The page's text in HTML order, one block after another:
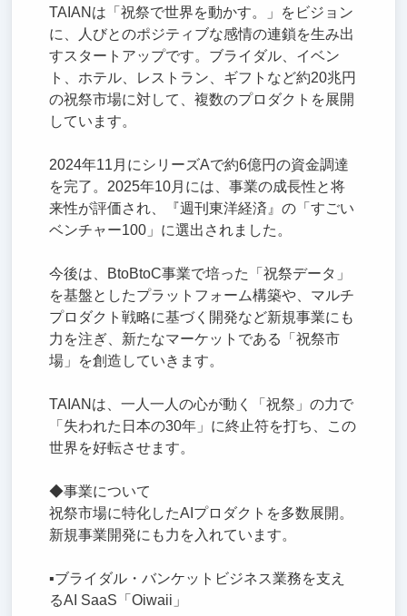
TAIANは「祝祭で世界を動かす。」をビジョン
に、人びとのポジティブな感情の連鎖を生み出
すスタートアップです。ブライダル、イベン
ト、ホテル、レストラン、ギフトなど約20兆円
の祝祭市場に対して、複数のプロダクトを展開
しています。
2024年11月にシリーズAで約6億円の資金調達
を完了。2025年10月には、事業の成長性と将
来性が評価され、『週刊東洋経済』の「すごい
ベンチャー100」に選出されました。
今後は、BtoBtoC事業で培った「祝祭データ」
を基盤としたプラットフォーム構築や、マルチ
プロダクト戦略に基づく開発など新規事業にも
力を注ぎ、新たなマーケットである「祝祭市
場」を創造していきます。
TAIANは、一人一人の心が動く「祝祭」の力で
「失われた日本の30年」に終止符を打ち、この
世界を好転させます。
◆事業について
祝祭市場に特化したAIプロダクトを多数展開。
新規事業開発にも力を入れています。
▪ブライダル・バンケットビジネス業務を支え
るAI SaaS「Oiwaii」